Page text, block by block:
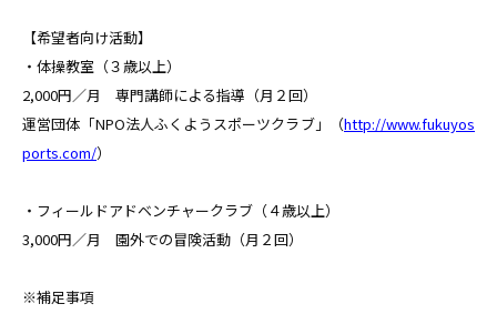
【希望者向け活動】
・体操教室（３歳以上）
2,000円／月 専門講師による指導（月２回）
運営団体「NPO法人ふくようスポーツクラブ」（http://www.fukuyos
ports.com/）
・フィールドアドベンチャークラブ（４歳以上）
3,000円／月 園外での冒険活動（月２回）
※補足事項